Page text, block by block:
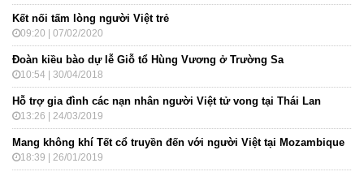
Kết nối tấm lòng người Việt trẻ
09:20 | 07/02/2020
Đoàn kiều bào dự lễ Giỗ tổ Hùng Vương ở Trường Sa
10:54 | 30/04/2018
Hỗ trợ gia đình các nạn nhân người Việt tử vong tại Thái Lan
13:26 | 24/03/2019
Mang không khí Tết cổ truyền đến với người Việt tại Mozambique
18:39 | 26/01/2019